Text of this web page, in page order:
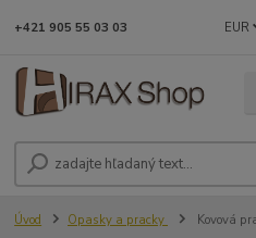
EUR
+421 905 55 03 03
Úvod Opasky a pracky Kovová